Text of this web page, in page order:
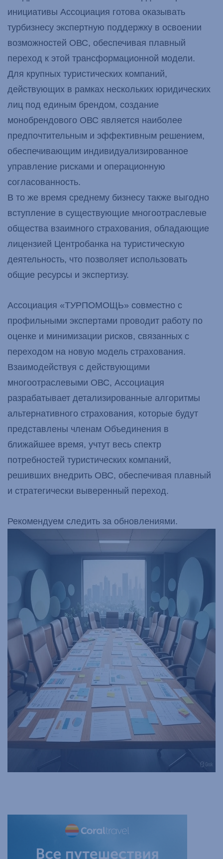
инициативы Ассоциация готова оказывать
турбизнесу экспертную поддержку в освоении
возможностей ОВС, обеспечивая плавный
переход к этой трансформационной модели.
Для крупных туристических компаний,
действующих в рамках нескольких юридических
лиц под единым брендом, создание
монобрендового ОВС является наиболее
предпочтительным и эффективным решением,
обеспечивающим индивидуализированное
управление рисками и операционную
согласованность.
В то же время среднему бизнесу также выгодно
вступление в существующие многоотраслевые
общества взаимного страхования, обладающие
лицензией Центробанка на туристическую
деятельность, что позволяет использовать
общие ресурсы и экспертизу.
Ассоциация «ТУРПОМОЩЬ» совместно с
профильными экспертами проводит работу по
оценке и минимизации рисков, связанных с
переходом на новую модель страхования.
Взаимодействуя с действующими
многоотраслевыми ОВС, Ассоциация
разрабатывает детализированные алгоритмы
альтернативного страхования, которые будут
представлены членам Объединения в
ближайшее время, учтут весь спектр
потребностей туристических компаний,
решивших внедрить ОВС, обеспечивая плавный
и стратегически выверенный переход.
Рекомендуем следить за обновлениями.